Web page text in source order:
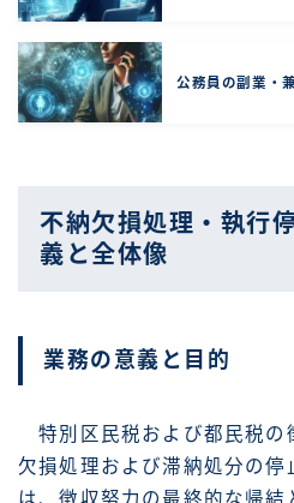
公務員の副業・
不納欠損処理・執行
義と全体像
業務の意義と目的
特別区民税および都民税の
欠損処理および滞納処分の停
は、徴収努力の最終的な帰結